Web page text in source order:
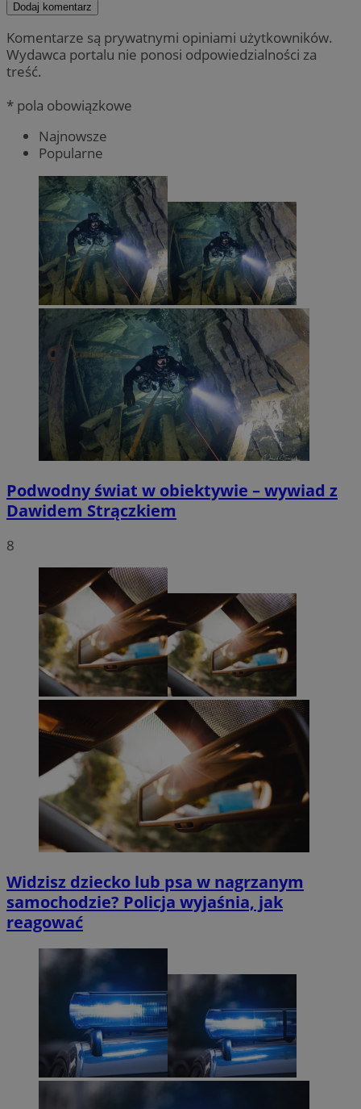
Dodaj komentarz
Komentarze są prywatnymi opiniami użytkowników.
Wydawca portalu nie ponosi odpowiedzialności za
treść.
* pola obowiązkowe
Najnowsze
Popularne
Podwodny świat w obiektywie – wywiad z
Dawidem Strączkiem
8
Widzisz dziecko lub psa w nagrzanym
samochodzie? Policja wyjaśnia, jak
reagować